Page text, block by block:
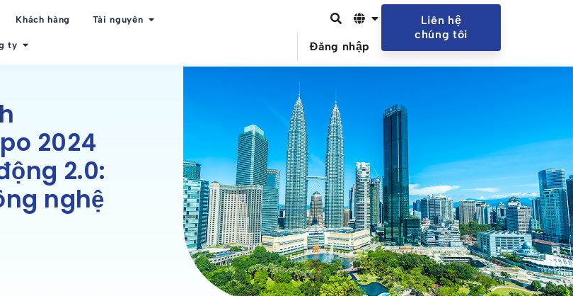
Khách hàng Tài nguyên
ty Đăng nhập
Liên hệ
chúng tôi
2024
2.0:
nghệ